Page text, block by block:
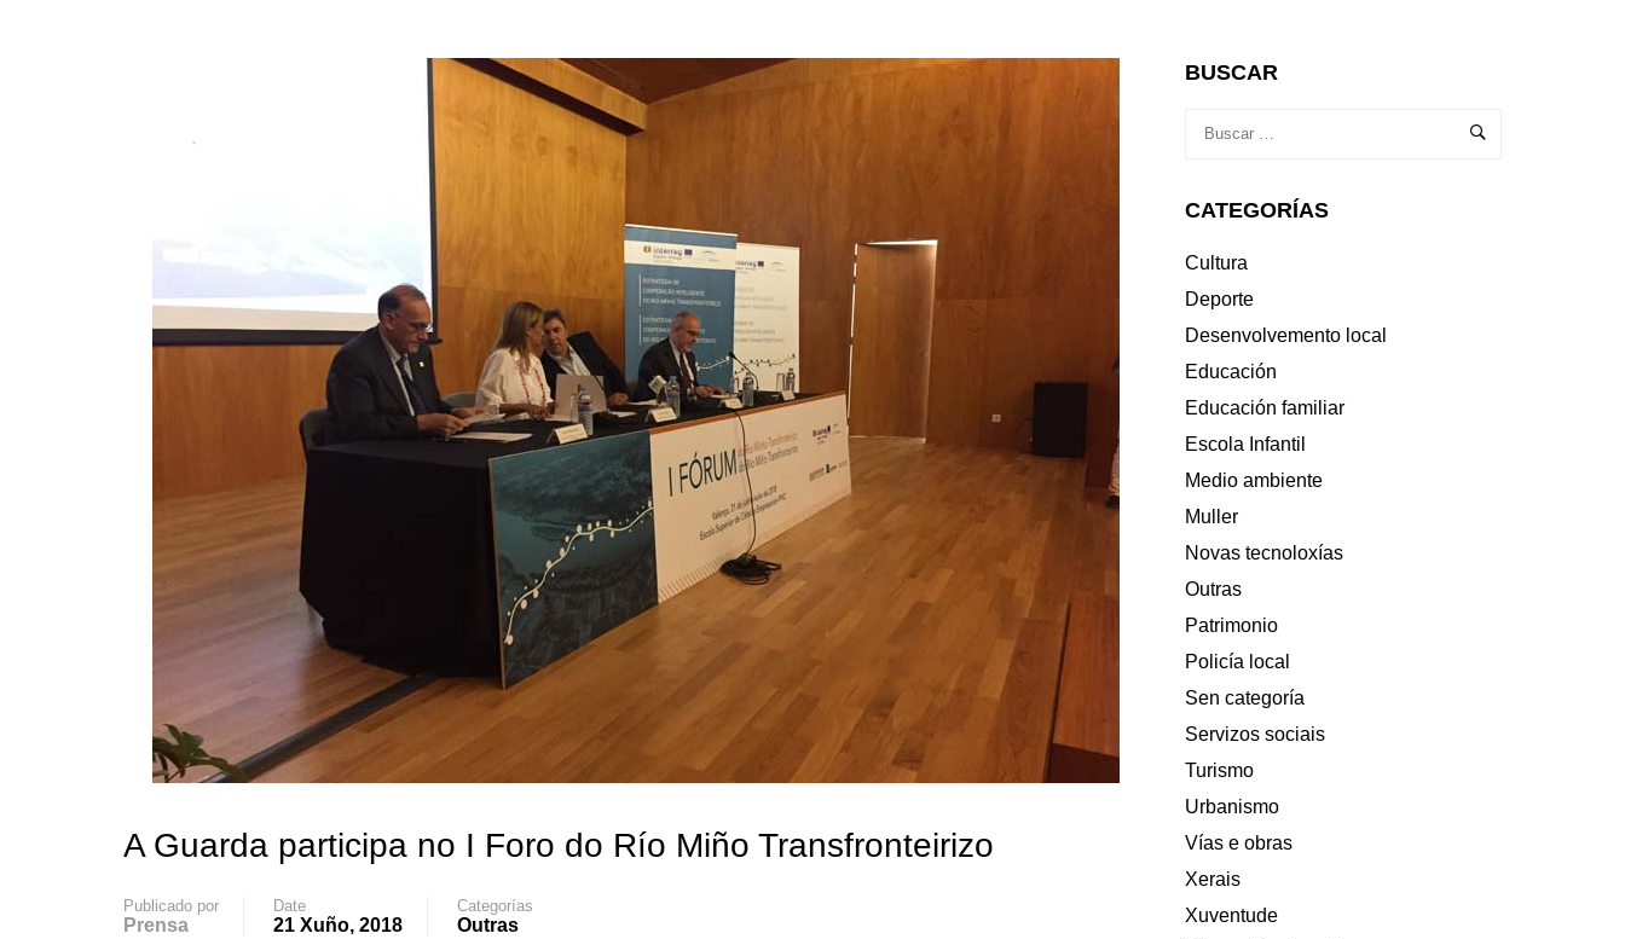
A Guarda participa no I Foro do Río Miño Transfronteirizo
Publicado por
Prensa
Date
21 Xuño, 2018
Categorías
Outras
BUSCAR
CATEGORÍAS
Cultura
Deporte
Desenvolvemento local
Educación
Educación familiar
Escola Infantil
Medio ambiente
Muller
Novas tecnoloxías
Outras
Patrimonio
Policía local
Sen categoría
Servizos sociais
Turismo
Urbanismo
Vías e obras
Xerais
Xuventude